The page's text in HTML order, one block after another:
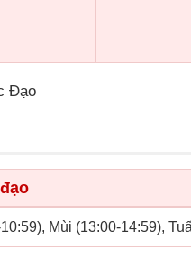
Đạo
Mùi (13:00-14:59),